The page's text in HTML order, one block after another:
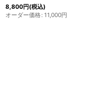
8,800円(税込)
オーダー価格: 11,000円